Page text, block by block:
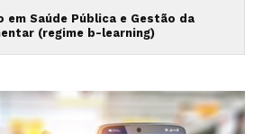
em Saúde Pública e Gestão da
(regime b-learning)